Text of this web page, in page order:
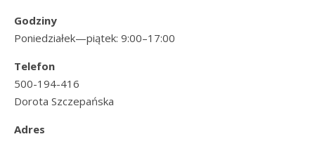
Godziny
Poniedziałek—piątek: 9:00–17:00
Telefon
500-194-416
Dorota Szczepańska
Adres